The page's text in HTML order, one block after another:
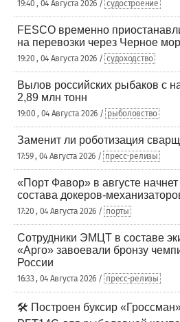
19:40 , 04 Августа 2026 / судостроение
FESCO временно
на перевозки через Черное
19:20 , 04 Августа 2026 / судоходство
Вылов российских рыбаков с
2,89 млн тонн
19:00 , 04 Августа 2026 / рыболовство
Заменит ли роботизация
17:59 , 04 Августа 2026 / пресс-релизы
«Порт Фавор» в августе
состава докеров-
17:20 , 04 Августа 2026 / порты
Сотрудники ЭМЦТ в составе
«Арго» завоевали бронзу
России
16:33 , 04 Августа 2026 / пресс-релизы
🛠️ Построен буксир